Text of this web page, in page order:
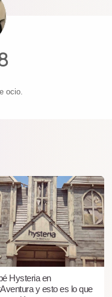
ocio.
Hysteria en
y esto es lo que